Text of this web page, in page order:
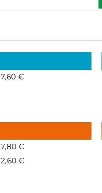
7,60 €
7,80 €
2,60 €